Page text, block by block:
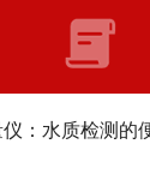
：水质检测的